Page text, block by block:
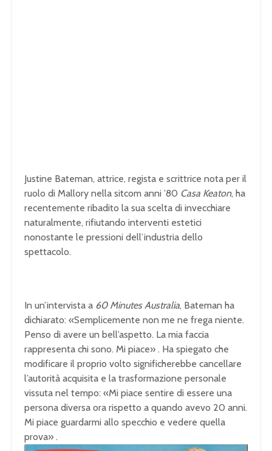
Justine Bateman, attrice, regista e scrittrice nota per il
ruolo di Mallory nella sitcom anni ’80 Casa Keaton, ha
recentemente ribadito la sua scelta di invecchiare
naturalmente, rifiutando interventi estetici
nonostante le pressioni dell’industria dello
spettacolo.
In un’intervista a 60 Minutes Australia, Bateman ha
dichiarato: «Semplicemente non me ne frega niente.
Penso di avere un bell’aspetto. La mia faccia
rappresenta chi sono. Mi piace» . Ha spiegato che
modificare il proprio volto significherebbe cancellare
l’autorità acquisita e la trasformazione personale
vissuta nel tempo: «Mi piace sentire di essere una
persona diversa ora rispetto a quando avevo 20 anni.
Mi piace guardarmi allo specchio e vedere quella
prova» .